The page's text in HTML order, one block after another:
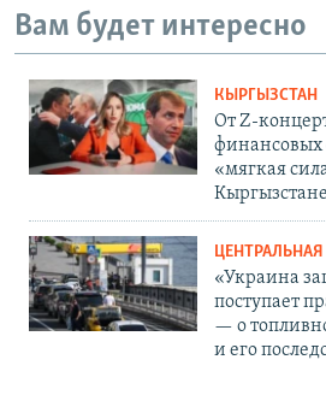
Вам будет интересно
КЫРГЫЗСТАН
От Z-
финансовых
«мягкая
ЦЕНТРАЛЬНАЯ
«Украина
поступает
— о
и его